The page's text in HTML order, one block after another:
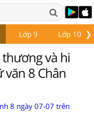
❯
Lớp 9 Lớp 10
thương và hi
8 Chân
8 ngày 07-07 trên